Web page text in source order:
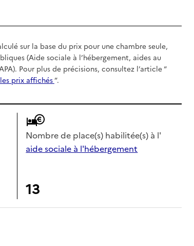
sur la base du prix pour une chambre seule,
(Aide sociale à l’hébergement, aides au
Pour plus de précisions, consultez l’article “
prix affichés”.
Nombre de place(s) habilitée(s) à l'
aide sociale à l'hébergement
13